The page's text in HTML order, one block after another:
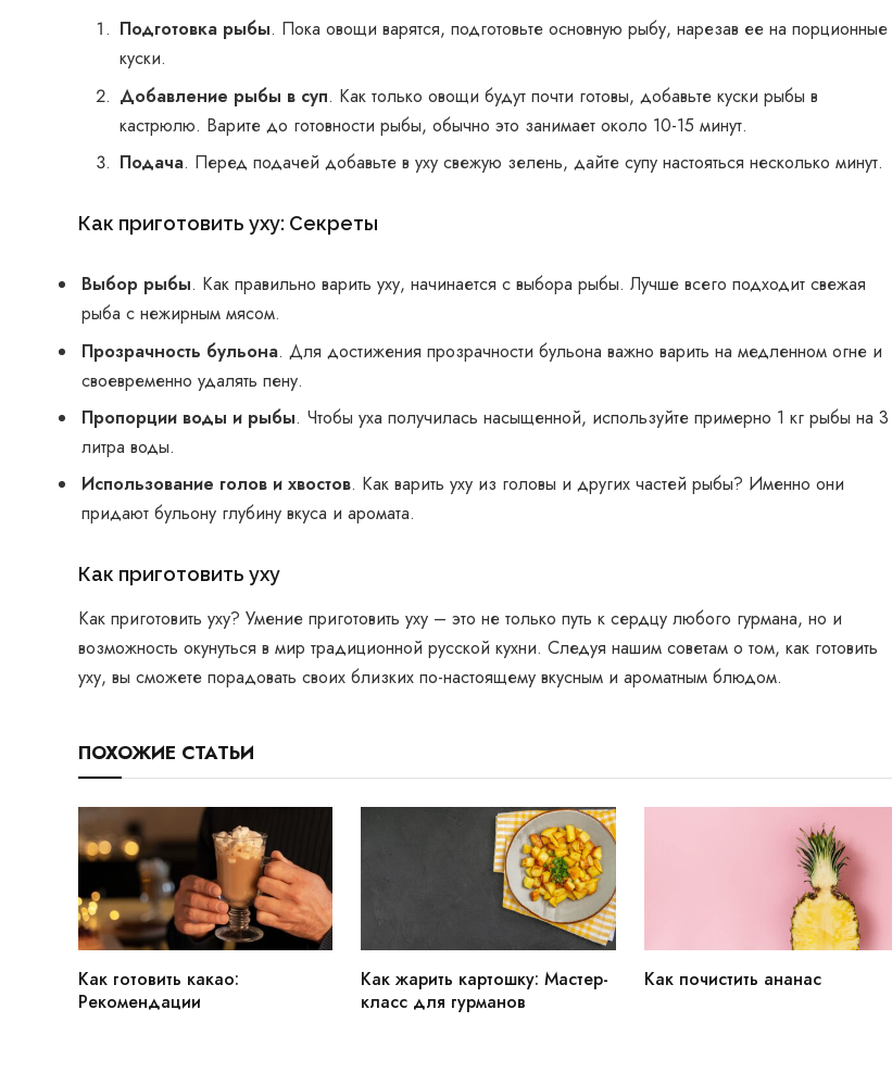
Подготовка рыбы. Пока овощи варятся, подготовьте основную рыбу, нарезав ее на порционные
куски.
Добавление рыбы в суп. Как только овощи будут почти готовы, добавьте куски рыбы в
кастрюлю. Варите до готовности рыбы, обычно это занимает около 10-15 минут.
Подача. Перед подачей добавьте в уху свежую зелень, дайте супу настояться несколько минут.
Как приготовить уху: Секреты
Выбор рыбы. Как правильно варить уху, начинается с выбора рыбы. Лучше всего подходит свежая
рыба с нежирным мясом.
Прозрачность бульона. Для достижения прозрачности бульона важно варить на медленном огне и
своевременно удалять пену.
Пропорции воды и рыбы. Чтобы уха получилась насыщенной, используйте примерно 1 кг рыбы на 3
литра воды.
Использование голов и хвостов. Как варить уху из головы и других частей рыбы? Именно они
придают бульону глубину вкуса и аромата.
Как приготовить уху
Как приготовить уху? Умение приготовить уху – это не только путь к сердцу любого гурмана, но и
возможность окунуться в мир традиционной русской кухни. Следуя нашим советам о том, как готовить
уху, вы сможете порадовать своих близких по-настоящему вкусным и ароматным блюдом.
ПОХОЖИЕ СТАТЬИ
Как готовить какао:
Рекомендации
Как жарить картошку: Мастер-
класс для гурманов
Как почистить ананас